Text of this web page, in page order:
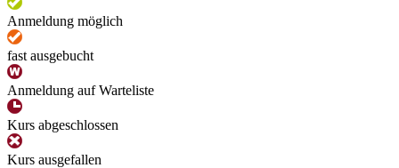
Anmeldung möglich
fast ausgebucht
Anmeldung auf Warteliste
Kurs abgeschlossen
Kurs ausgefallen